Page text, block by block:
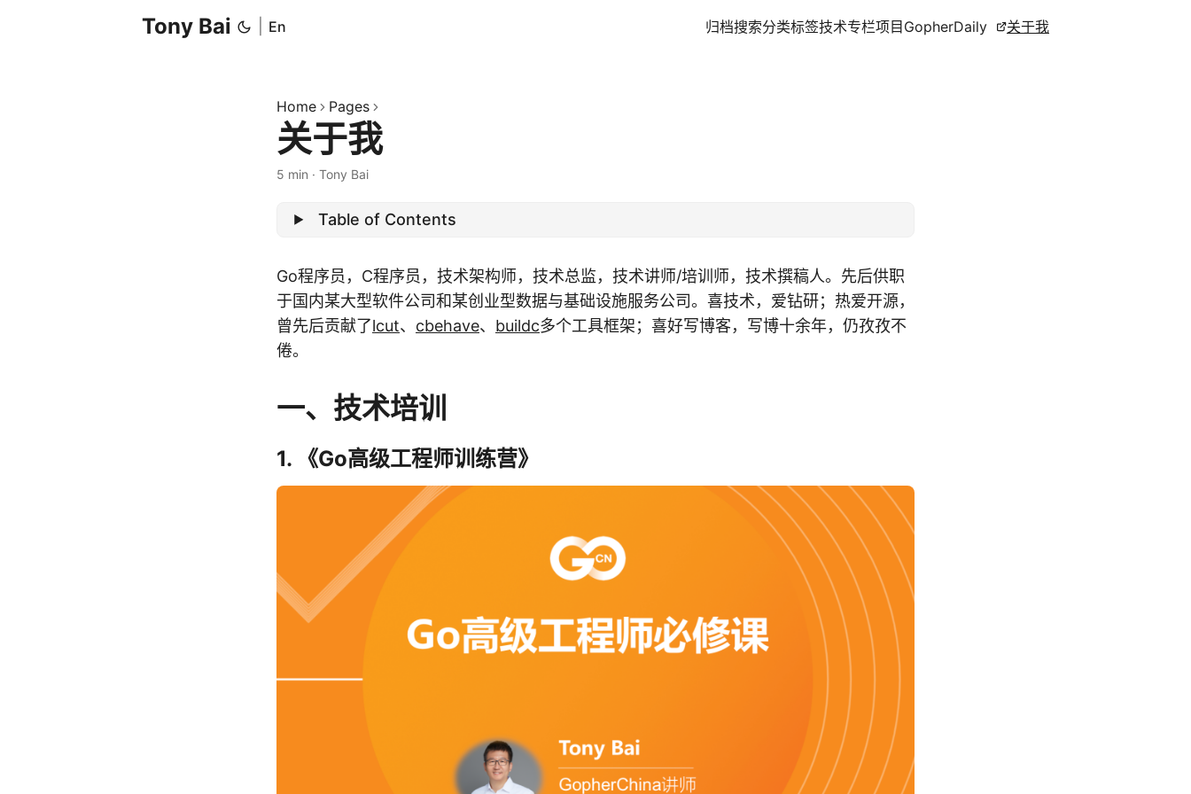
Tony Bai En 归档搜索分类标签技术专栏项目 GopherDaily 关于我
Home Pages
关于我
5 min · Tony Bai
Table of Contents
Go程序员，C程序员，技术架构师，技术总监，技术讲师/培训师，技术撰稿人。先后供职
于国内某大型软件公司和某创业型数据与基础设施服务公司。喜技术，爱钻研；热爱开源，
曾先后贡献了lcut、 cbehave、 buildc多个工具框架；喜好写博客，写博十余年，仍孜孜不
倦。
一、技术培训
1. 《Go高级工程师训练营》